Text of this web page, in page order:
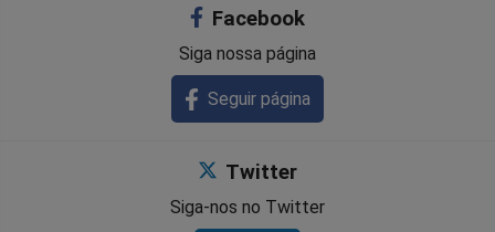
WhatsappTwitterMessenger
Facebook
Siga nossa página
Seguir página
Twitter
Siga-nos no Twitter